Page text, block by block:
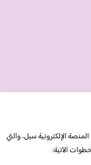
الإلكترونية سبل، والتي
الآتية: